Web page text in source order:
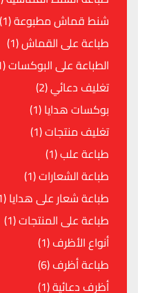
شنط قماش مطبوعة (1)
طباعة على القماش (1)
الطباعة على البوكسات (1)
تغليف دعائي (2)
بوكسات هدايا (1)
تغليف منتجات (1)
طباعة علب (1)
طباعة الشعارات (1)
طباعة شعار على هدايا (1)
طباعة على المنتجات (1)
أنواع الأظرف (1)
طباعة أظرف (6)
أظرف دعائية (1)